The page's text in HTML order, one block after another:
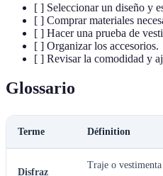
[ ] Seleccionar un diseño y
[ ] Comprar materiales
[ ] Hacer una prueba de
[ ] Organizar los accesorios.
[ ] Revisar la comodidad y
Glossario
Terme Définition
Disfraz
Traje o